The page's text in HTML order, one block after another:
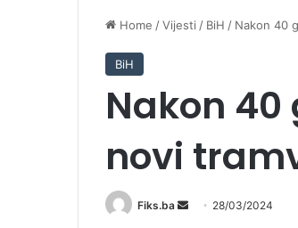
Home /Vijesti / BiH / Nakon 40
BiH
Nakon
novi
Fiks.ba
Send 28/03/2024